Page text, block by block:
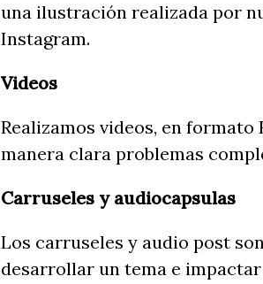
una ilustración realizada por
Instagram.
Videos
Realizamos videos, en
manera clara problemas
Carruseles y audiocapsulas
Los carruseles y audio post
desarrollar un tema e